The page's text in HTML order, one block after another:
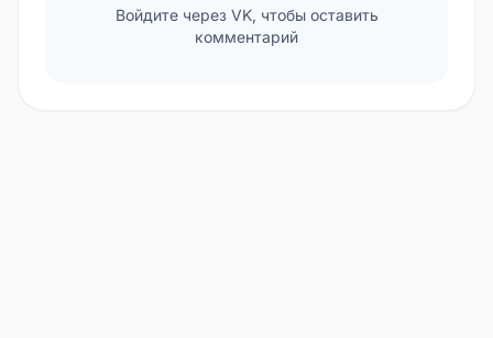
Войдите через VK, чтобы оставить
комментарий